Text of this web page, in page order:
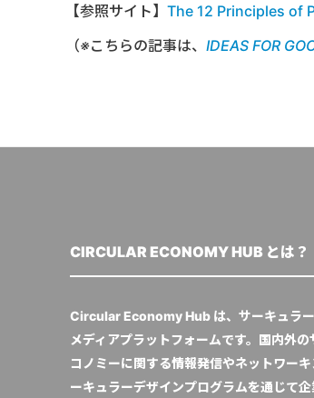
【参照サイト】 The 12 Principles of
（※こちらの記事は、 IDEAS FOR
CIRCULAR ECONOMY HUB とは？
Circular Economy Hub は、サーキュラ
メディアプラットフォームです。国内外
コノミーに関する情報発信やネットワー
ーキュラーデザインプログラムを通じて